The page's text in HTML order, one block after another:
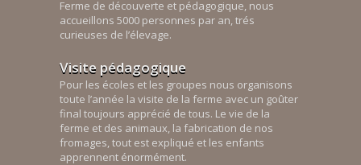
Ferme de découverte et pédagogique, nous
accueillons 5000 personnes par an, trés
curieuses de l’élevage.
Visite pédagogique
Pour les écoles et les groupes nous organisons
toute l’année la visite de la ferme avec un goûter
final toujours apprécié de tous. Le vie de la
ferme et des animaux, la fabrication de nos
fromages, tout est expliqué et les enfants
apprennent énormément.